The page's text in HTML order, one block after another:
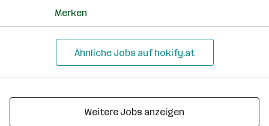
Merken
Ähnliche Jobs auf hokify.at
Weitere Jobs anzeigen